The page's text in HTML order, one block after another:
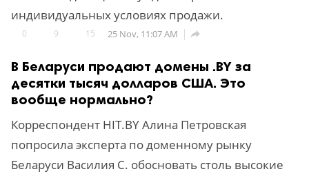
индивидуальных условиях продажи.
0 9 15 25 Nov, 11:07 AM 
В Беларуси продают домены .BY за
десятки тысяч долларов США. Это
вообще нормально?
Корреспондент HIT.BY Алина Петровская
попросила эксперта по доменному рынку
Беларуси Baсилия С. обосновать столь высокие